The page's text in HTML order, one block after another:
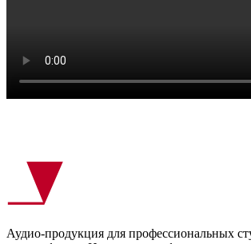
Аудио-продукция для профессиональных